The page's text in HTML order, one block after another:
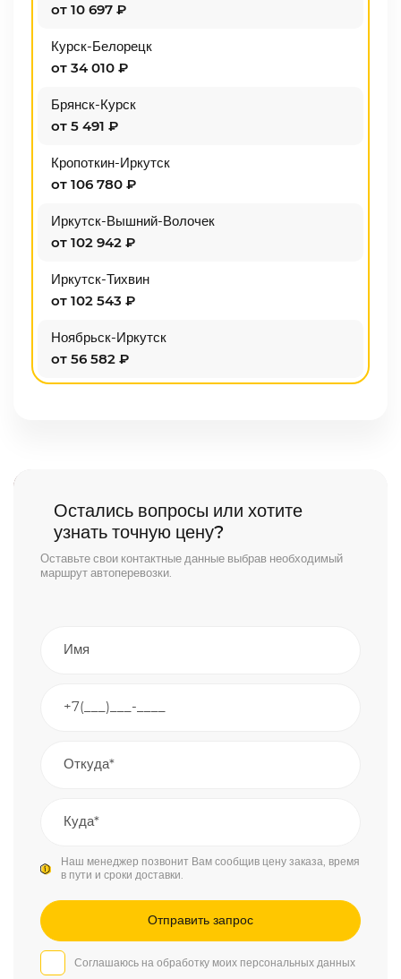
от 10 697 ₽
Курск-Белорецк
от 34 010 ₽
Брянск-Курск
от 5 491 ₽
Кропоткин-Иркутск
от 106 780 ₽
Иркутск-Вышний-Волочек
от 102 942 ₽
Иркутск-Тихвин
от 102 543 ₽
Ноябрьск-Иркутск
от 56 582 ₽
Остались вопросы или хотите
узнать точную цену?
Оставьте свои контактные данные выбрав необходимый
маршрут автоперевозки.
Наш менеджер позвонит Вам сообщив цену заказа, время
в пути и сроки доставки.
Соглашаюсь на обработку моих персональных данных